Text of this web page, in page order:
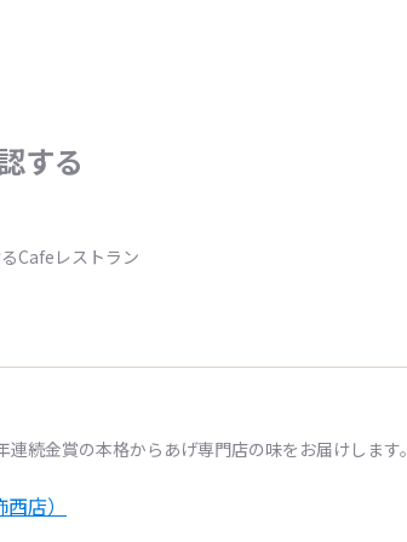
する
Cafeレストラン
続金賞の本格からあげ専門店の味をお届けします。
店）